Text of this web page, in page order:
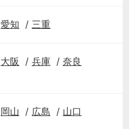
愛知 三重
大阪 兵庫
奈良
岡山 広島 山口